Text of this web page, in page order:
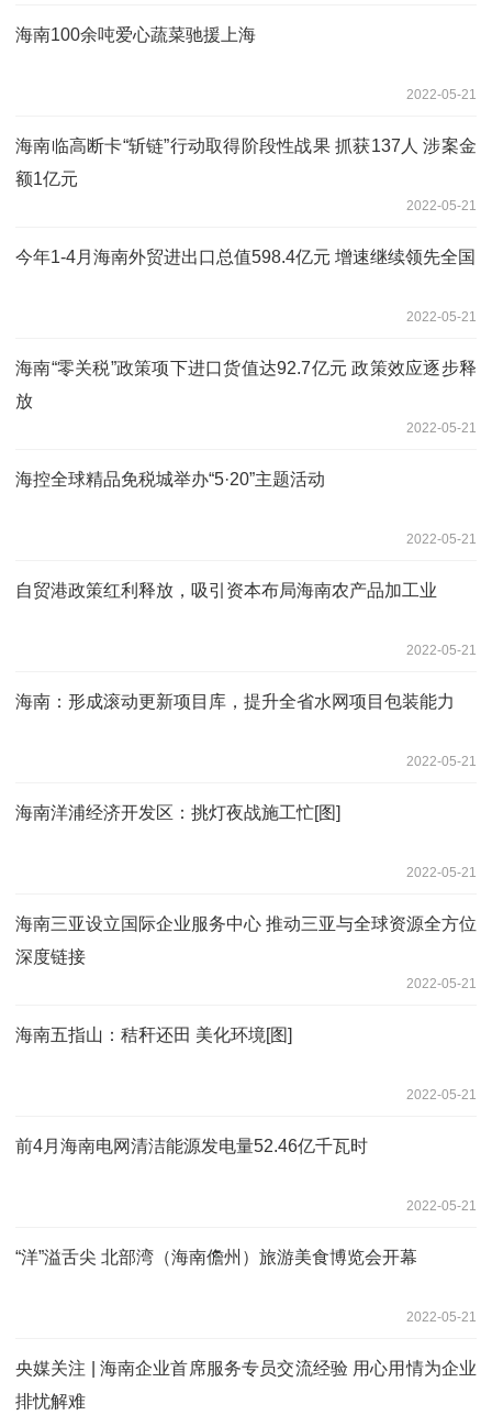
海南100余吨爱心蔬菜驰援上海
2022-05-21
海南临高断卡“斩链”行动取得阶段性战果 抓获137人 涉案金
额1亿元
2022-05-21
今年1-4月海南外贸进出口总值598.4亿元 增速继续领先全国
2022-05-21
海南“零关税”政策项下进口货值达92.7亿元 政策效应逐步释
放
2022-05-21
海控全球精品免税城举办“5·20”主题活动
2022-05-21
自贸港政策红利释放，吸引资本布局海南农产品加工业
2022-05-21
海南：形成滚动更新项目库，提升全省水网项目包装能力
2022-05-21
海南洋浦经济开发区：挑灯夜战施工忙[图]
2022-05-21
海南三亚设立国际企业服务中心 推动三亚与全球资源全方位
深度链接
2022-05-21
海南五指山：秸秆还田 美化环境[图]
2022-05-21
前4月海南电网清洁能源发电量52.46亿千瓦时
2022-05-21
“洋”溢舌尖 北部湾（海南儋州）旅游美食博览会开幕
2022-05-21
央媒关注 | 海南企业首席服务专员交流经验 用心用情为企业
排忧解难